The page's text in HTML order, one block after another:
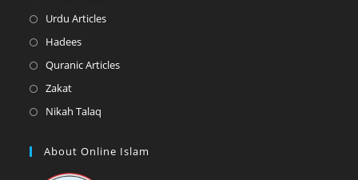
Urdu ArticlesOpens
a
HadeesOpens
in
Quranic ArticlesOpens
tab
ZakatOpens
in
new
Nikah Talaq
a
About Online Islam